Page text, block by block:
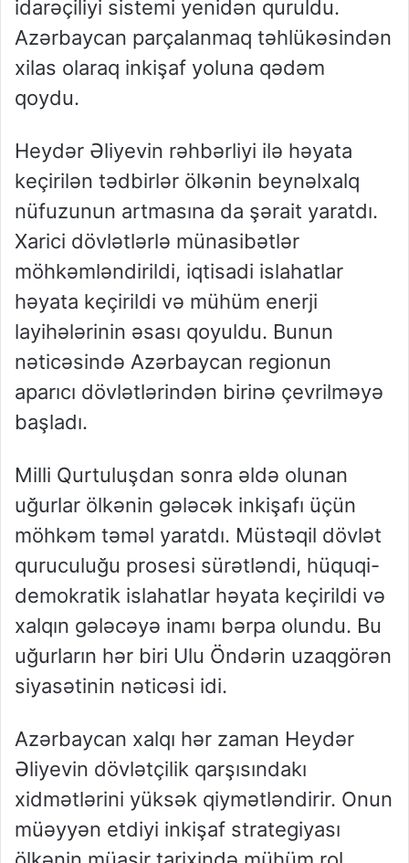
idarəçiliyi sistemi yenidən quruldu.
Azərbaycan parçalanmaq təhlükəsindən
xilas olaraq inkişaf yoluna qədəm
qoydu.
Heydər Əliyevin rəhbərliyi ilə həyata
keçirilən tədbirlər ölkənin beynəlxalq
nüfuzunun artmasına da şərait yaratdı.
Xarici dövlətlərlə münasibətlər
möhkəmləndirildi, iqtisadi islahatlar
həyata keçirildi və mühüm enerji
layihələrinin əsası qoyuldu. Bunun
nəticəsində Azərbaycan regionun
aparıcı dövlətlərindən birinə çevrilməyə
başladı.
Milli Qurtuluşdan sonra əldə olunan
uğurlar ölkənin gələcək inkişafı üçün
möhkəm təməl yaratdı. Müstəqil dövlət
quruculuğu prosesi sürətləndi, hüquqi-
demokratik islahatlar həyata keçirildi və
xalqın gələcəyə inamı bərpa olundu. Bu
uğurların hər biri Ulu Öndərin uzaqgörən
siyasətinin nəticəsi idi.
Azərbaycan xalqı hər zaman Heydər
Əliyevin dövlətçilik qarşısındakı
xidmətlərini yüksək qiymətləndirir. Onun
müəyyən etdiyi inkişaf strategiyası